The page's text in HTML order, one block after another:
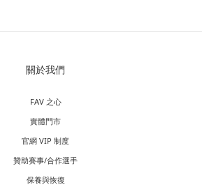
關於我們
FAV 之心
實體門市
官網 VIP 制度
贊助賽事/合作選手
保養與恢復